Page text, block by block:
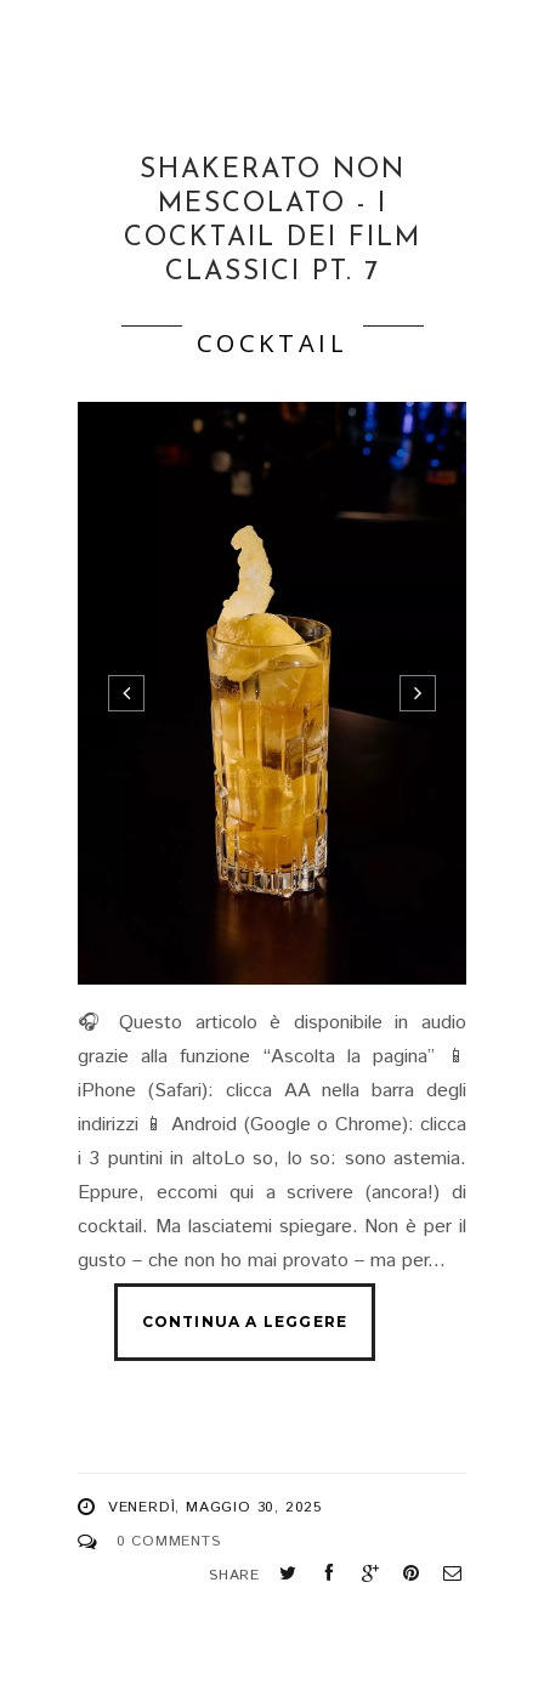
SHAKERATO NON
MESCOLATO - I
COCKTAIL DEI FILM
CLASSICI PT. 7
COCKTAIL
🎧 Questo articolo è disponibile in audio
grazie alla funzione “Ascolta la pagina” 📱
iPhone (Safari): clicca AA nella barra degli
indirizzi 📱 Android (Google o Chrome): clicca
i 3 puntini in altoLo so, lo so: sono astemia.
Eppure, eccomi qui a scrivere (ancora!) di
cocktail. Ma lasciatemi spiegare. Non è per il
gusto – che non ho mai provato – ma per...
VENERDÌ, MAGGIO 30, 2025
0 COMMENTS
SHARE